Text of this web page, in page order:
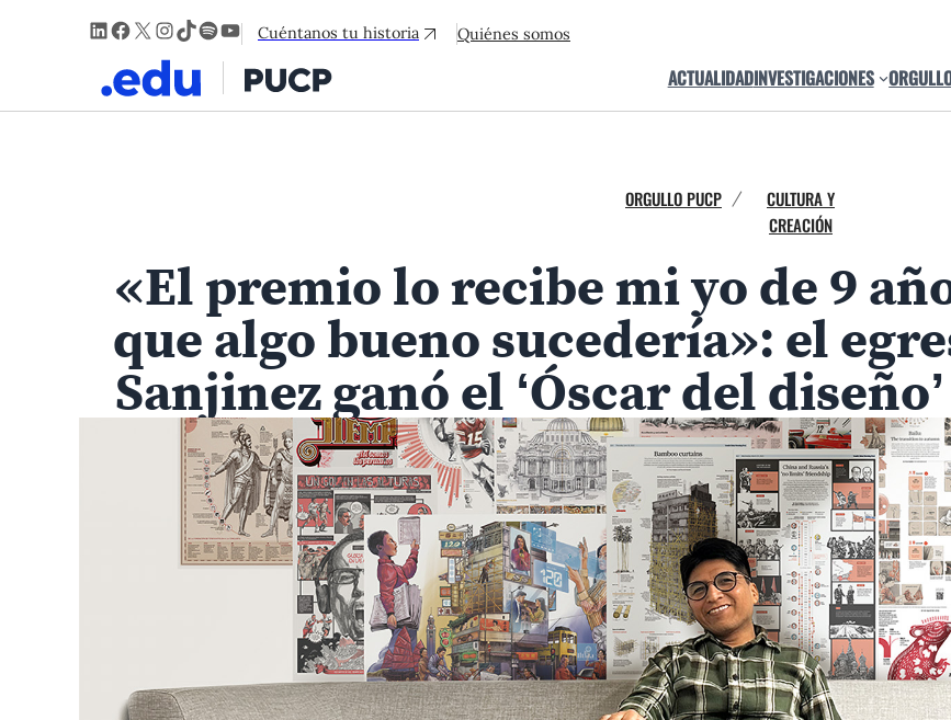
LinkedIn
Facebook
X Instagram
TikTok
Spotify
YouTube
Cuéntanos tu historia Quiénes somos
ACTUALIDADINVESTIGACIONES
ORGULLO PUCP /
CULTURA Y
CREACIÓN
«El premio lo recibe mi yo de 9
que algo bueno sucedería»: el
Sanjinez ganó el ‘Óscar del